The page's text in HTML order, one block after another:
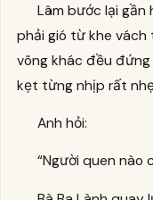
Lâm bước lại gần
phải gió từ khe vách
võng khác đều đứng
kẹt từng nhịp rất
Anh hỏi:
“Người quen nào